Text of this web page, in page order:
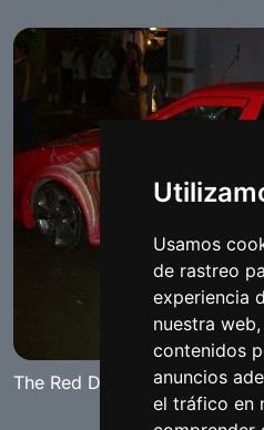
Usamos
de rastreo
experiencia
nuestra
contenidos
anuncios
el tráfico en
The Red Diamond 2008